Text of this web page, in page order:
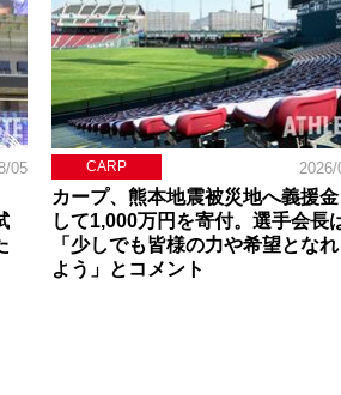
05 CARP
カープ、熊本地震被災地へ義援金
して1,000万円を寄付。選手会長
「少しでも皆様の力や希望とな
よう」とコメント